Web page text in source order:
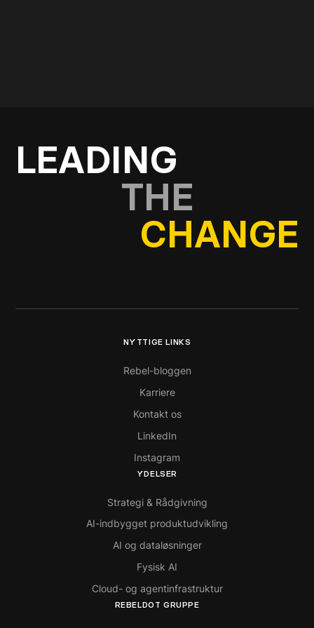
LEADING
THE
CHANGE
NYTTIGE LINKS
Rebel-bloggen
Karriere
Kontakt os
LinkedIn
Instagram
YDELSER
Strategi & Rådgivning
AI-indbygget produktudvikling
AI og dataløsninger
Fysisk AI
Cloud- og agentinfrastruktur
REBELDOT GRUPPE